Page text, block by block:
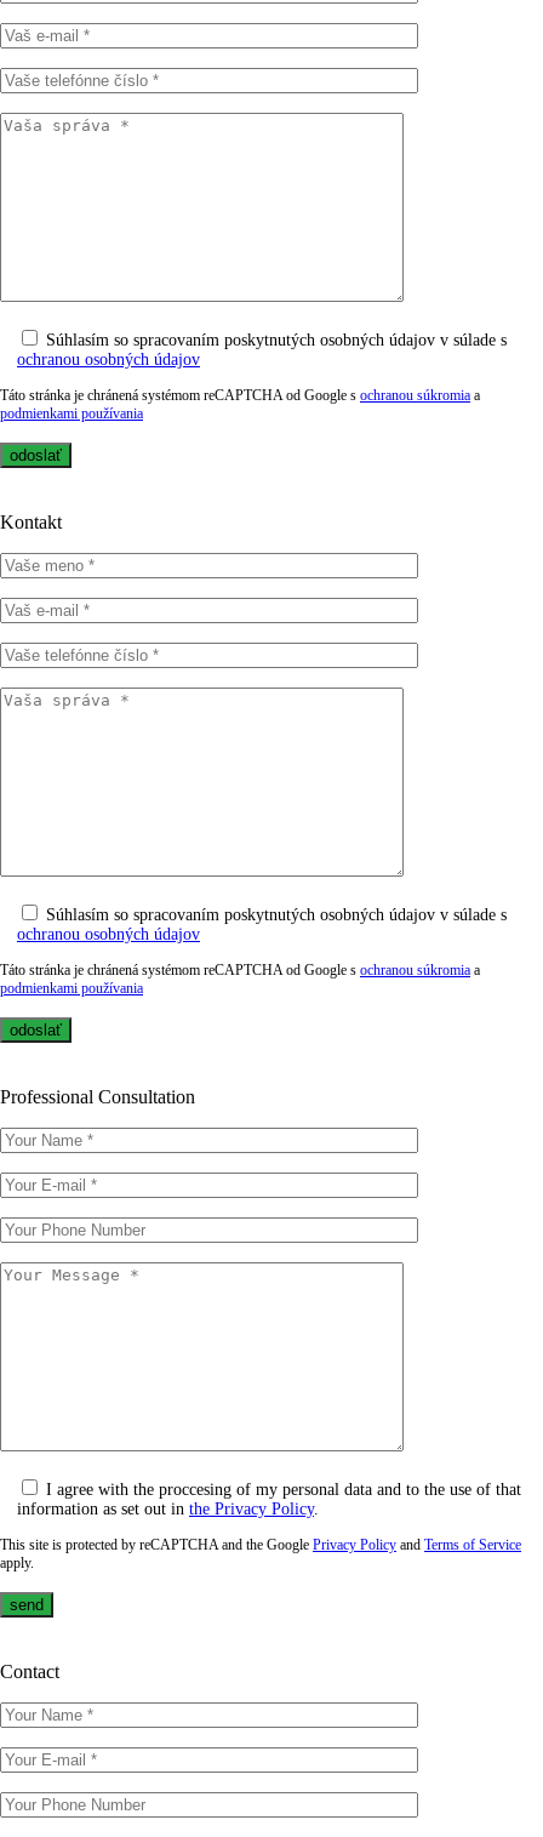
Súhlasím so spracovaním poskytnutých osobných údajov v súlade s
ochranou osobných údajov
Táto stránka je chránená systémom reCAPTCHA od Google s ochranou súkromia a
podmienkami používania
Kontakt
Súhlasím so spracovaním poskytnutých osobných údajov v súlade s
ochranou osobných údajov
Táto stránka je chránená systémom reCAPTCHA od Google s ochranou súkromia a
podmienkami používania
Professional Consultation
I agree with the proccesing of my personal data and to the use of that
information as set out in the Privacy Policy.
This site is protected by reCAPTCHA and the Google Privacy Policy and Terms of Service
apply.
Contact